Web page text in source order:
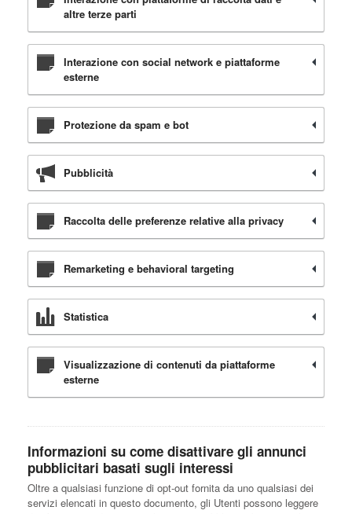
altre terze parti
Interazione con social network e piattaforme
esterne
Protezione da spam e bot
Pubblicità
Raccolta delle preferenze relative alla privacy
Remarketing e behavioral targeting
Statistica
Visualizzazione di contenuti da piattaforme
esterne
Informazioni su come disattivare gli annunci
pubblicitari basati sugli interessi
Oltre a qualsiasi funzione di opt-out fornita da uno qualsiasi dei
servizi elencati in questo documento, gli Utenti possono leggere